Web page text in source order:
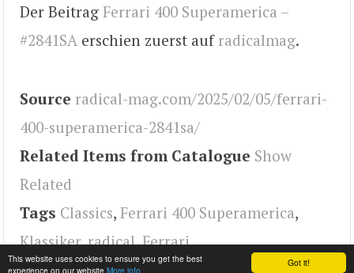
Got it!
This website uses cookies to ensure you get the best
experience on our website More info
Der Beitrag Ferrari 400 Superamerica –
#2841SA erschien zuerst auf radicalmag.
Source radical-mag.com/2025/02/05/ferrari-
400-superamerica-2841sa/
Related Items from Catalogue Show
Related
Tags Classics, Ferrari 400 Superamerica,
Klassiker,radical,Ferrari